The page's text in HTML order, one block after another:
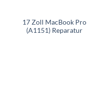
17 Zoll MacBook Pro
(A1151) Reparatur